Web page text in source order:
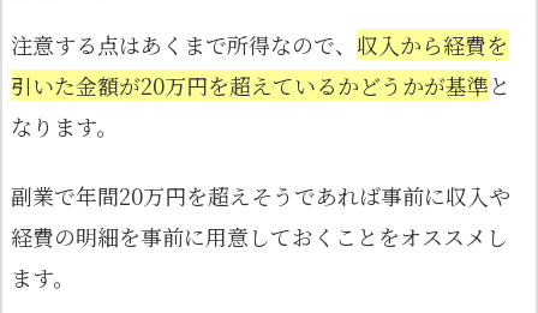
注意する点はあくまで所得なので、 収入から経費を
引いた金額が20万円を超えているかどうかが基準と
なります。
副業で年間20万円を超えそうであれば事前に収入や
経費の明細を事前に用意しておくことをオススメし
ます。